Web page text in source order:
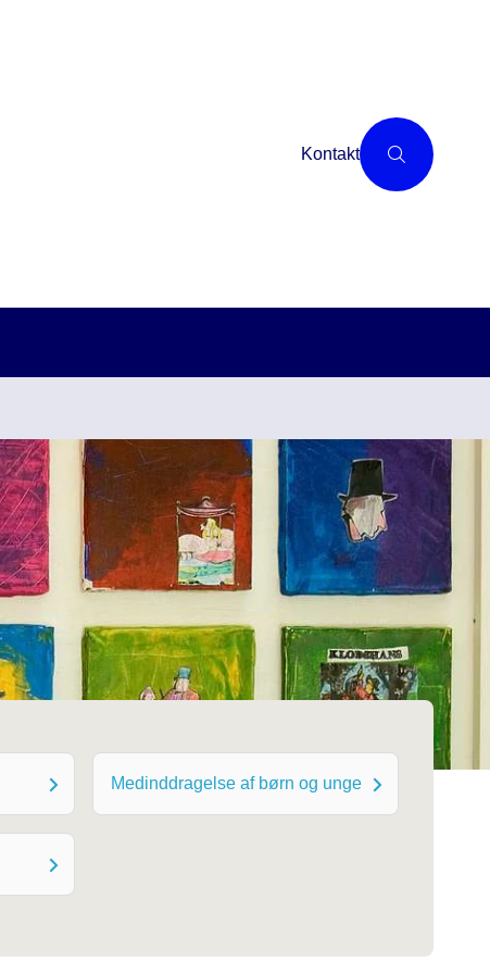
Kontakt
Medinddragelse af børn og unge